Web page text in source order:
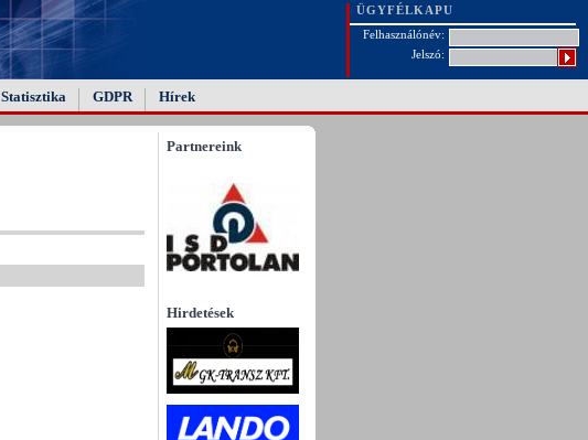
ÜGYFÉLKAPU
Felhasználónév:
Jelszó:
Statisztika GDPR Hírek
Partnereink
Hirdetések